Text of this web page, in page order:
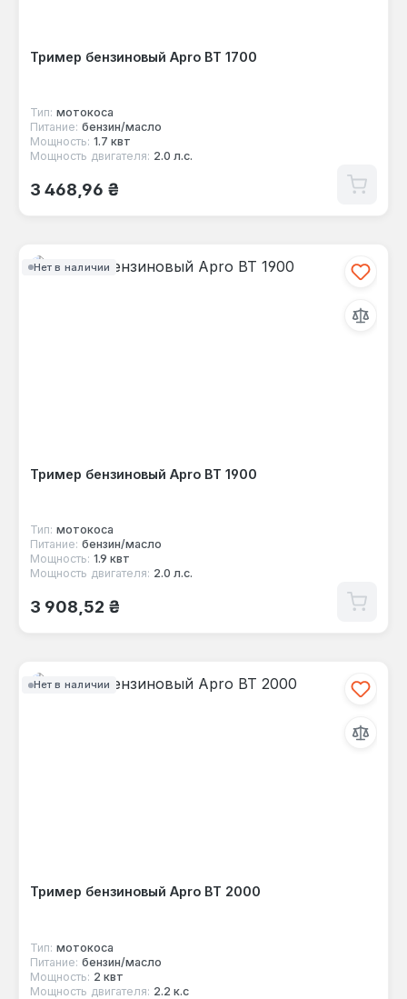
Тример бензиновый Apro ВТ 1700
Тип: мотокоса
Питание: бензин/масло
Мощность: 1.7 квт
Мощность двигателя: 2.0 л.с.
Обычная цена:
3 468,96 ₴
Нет в наличии
Тример бензиновый Apro ВТ 1900
Тип: мотокоса
Питание: бензин/масло
Мощность: 1.9 квт
Мощность двигателя: 2.0 л.с.
Обычная цена:
3 908,52 ₴
Нет в наличии
Тример бензиновый Apro ВТ 2000
Тип: мотокоса
Питание: бензин/масло
Мощность: 2 квт
Мощность двигателя: 2.2 к.с